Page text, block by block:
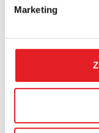
Marketing
I consent to
personal